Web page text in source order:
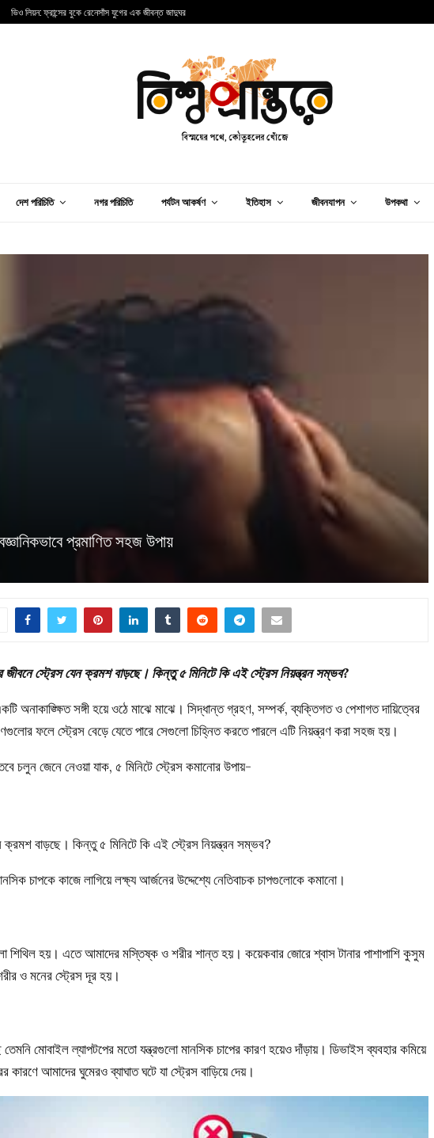
ভিও লিয়ন: ফ্রান্সের বুকে রেনেসাঁস যুগের এক জীবন্ত জাদুঘর
দেশ পরিচিতি নগর পরিচিতি পর্যটন আকর্ষণ ইতিহাস জীবনযাপন উপকথা
প্রমাণিত সহজ উপায়
স্ট্রেস যেন ক্রমশ বাড়ছে। কিন্তু ৫ মিনিটে কি এই স্ট্রেস নিয়ন্ত্রন সম্ভব?
অনাকাঙ্ক্ষিত সঙ্গী হয়ে ওঠে মাঝে মাঝে। সিদ্ধান্ত গ্রহণ, সম্পর্ক, ব্যক্তিগত ও পেশাগত দায়িত্বের
ফলে স্ট্রেস বেড়ে যেতে পারে সেগুলো চিহ্নিত করতে পারলে এটি নিয়ন্ত্রণ করা সহজ হয়।
চলুন জেনে নেওয়া যাক, ৫ মিনিটে স্ট্রেস কমানোর উপায়-
বাড়ছে। কিন্তু ৫ মিনিটে কি এই স্ট্রেস নিয়ন্ত্রন সম্ভব?
চাপকে কাজে লাগিয়ে লক্ষ্য আর্জনের উদ্দেশ্যে নেতিবাচক চাপগুলোকে কমানো।
শিথিল হয়। এতে আমাদের মস্তিষ্ক ও শরীর শান্ত হয়। কয়েকবার জোরে শ্বাস টানার পাশাপাশি কুসুম
ও মনের স্ট্রেস দূর হয়।
মোবাইল ল্যাপটপের মতো যন্ত্রগুলো মানসিক চাপের কারণ হয়েও দাঁড়ায়। ডিভাইস ব্যবহার কমিয়ে
আমাদের ঘুমেরও ব্যাঘাত ঘটে যা স্ট্রেস বাড়িয়ে দেয়।